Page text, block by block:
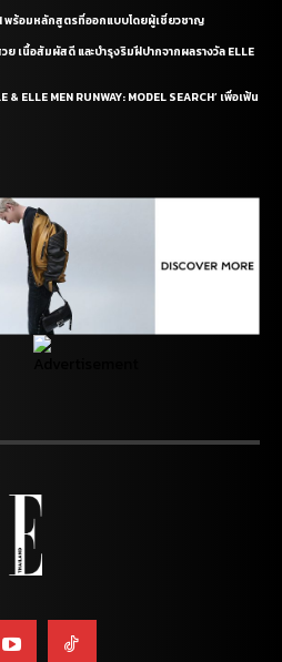
พร้อมหลักสูตรที่ออกแบบโดยผู้เชี่ยวชาญ
เนื้อสัมผัสดี และบำรุงริมฝีปากจากผลรางวัล ELLE
ELLE MEN RUNWAY: MODEL SEARCH’ เพื่อเฟ้น